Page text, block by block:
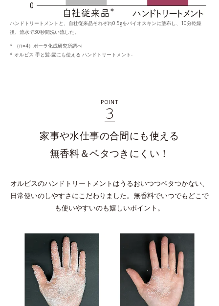
ハンドトリートメントと、自社従来品それぞれ0.5gをバイオスキンに塗布し、10分乾燥
後、流水で30秒間洗い流した。
* （n=4）ポーラ化成研究所調べ
* オルビス 手と髪-髪にも使える ハンドトリートメント-
POINT
3
家事や水仕事の合間にも使える
無香料＆ベタつきにくい！
オルビスのハンドトリートメントはうるおいつつベタつかない、
日常使いのしやすさにこだわりました。無香料でいつでもどこで
も使いやすいのも嬉しいポイント。